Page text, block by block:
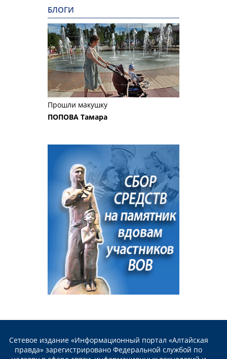
БЛОГИ
Прошли макушку
ПОПОВА Тамара
Сетевое издание «Информационный портал «Алтайская
правда» зарегистрировано Федеральной службой по